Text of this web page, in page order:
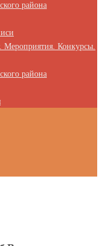
района
Мероприятия. Конкурсы.
района